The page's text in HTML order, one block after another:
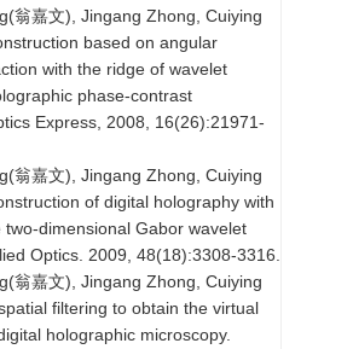
翁嘉文), Jingang Zhong, Cuiying
based on angular
with the ridge of wavelet
phase-contrast
Express, 2008, 16(26):21971-
翁嘉文), Jingang Zhong, Cuiying
of digital holography with
dimensional Gabor wavelet
Optics. 2009, 48(18):3308-3316.
翁嘉文), Jingang Zhong, Cuiying
filtering to obtain the virtual
holographic microscopy.